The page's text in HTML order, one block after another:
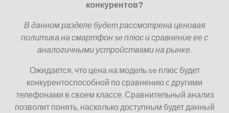
конкурентов?
В данном разделе будет рассмотрена ценовая
политика на смартфон se плюс и сравнение ее с
аналогичными устройствами на рынке.
Ожидается, что цена на модель se плюс будет
конкурентоспособной по сравнению с другими
телефонами в своем классе. Сравнительный анализ
позволит понять, насколько доступным будет данный